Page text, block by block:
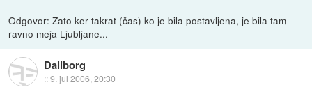
Odgovor: Zato ker takrat (čas) ko je bila postavljena, je bila tam
ravno meja Ljubljane...
Daliborg
::9. jul 2006, 20:30